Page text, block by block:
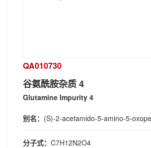
QA010730
谷氨酰胺杂质 4
Glutamine Impurity 4
别名： (S)-2-acetamido-5-amino-5-
分子式： C7H12N2O4